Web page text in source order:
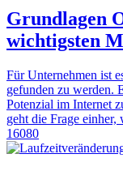
Grundlagen
wichtigsten
Für Unternehmen ist
gefunden zu werden.
Potenzial im Internet
geht die Frage
16080